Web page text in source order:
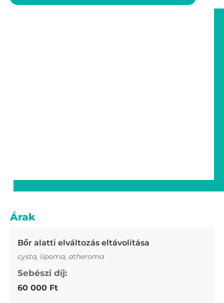
Árak
Bőr alatti elváltozás eltávolítása
cysta, lipoma, atheroma
60 000 Ft